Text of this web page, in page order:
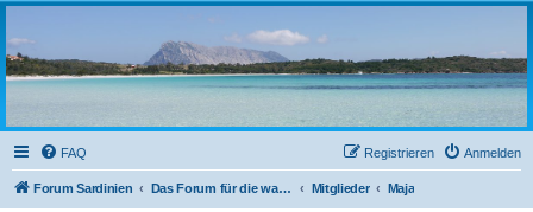
sardinien-forum.org
Das Forum der Freunde Sardiniens
FAQ Anmelden
Registrieren
Forum Sardinien Das Forum für die wahren Freunde Sardiniens.. Mitglieder Maja